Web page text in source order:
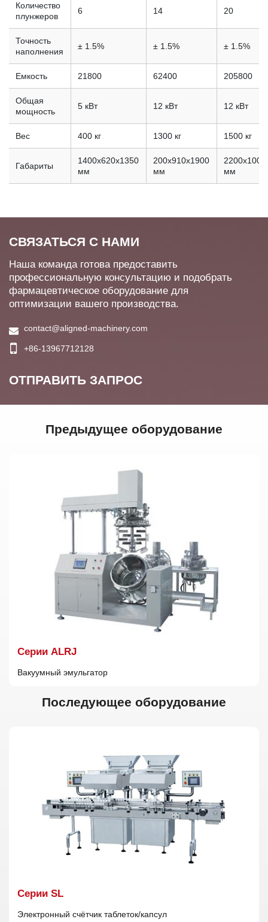
Количество
плунжеров
6 14 20
Точность
наполнения
± 1.5% ± 1.5% ± 1.5%
Емкость 21800 62400 205800
Общая
мощность
5 кВт 12 кВт 12 кВт
Вес 400 кг 1300 кг 1500 кг
Габариты
1400x620x1350
мм
200x910x1900
мм
мм
СВЯЗАТЬСЯ С НАМИ
Наша команда готова предоставить
профессиональную консультацию и подобрать
фармацевтическое оборудование для
оптимизации вашего производства.
contact@aligned-machinery.com
+86-13967712128
ОТПРАВИТЬ ЗАПРОС
Предыдущее оборудование
Cерии ALRJ
Вакуумный эмульгатор
Последующее оборудование
Cерии SL
Электронный счётчик таблеток/капсул